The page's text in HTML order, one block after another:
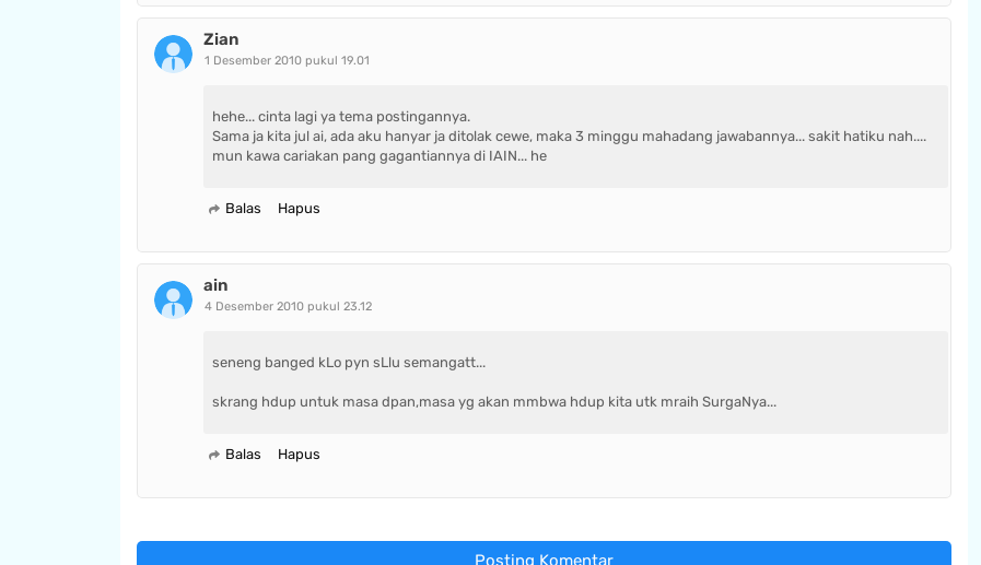
Zian
1 Desember 2010 pukul 19.01
hehe... cinta lagi ya tema postingannya.
Sama ja kita jul ai, ada aku hanyar ja ditolak cewe, maka 3 minggu mahadang jawabannya... sakit hatiku nah....
mun kawa cariakan pang gagantiannya di IAIN... he
Balas Hapus
ain
4 Desember 2010 pukul 23.12
seneng banged kLo pyn sLlu semangatt...
skrang hdup untuk masa dpan,masa yg akan mmbwa hdup kita utk mraih SurgaNya...
Balas Hapus
Posting Komentar